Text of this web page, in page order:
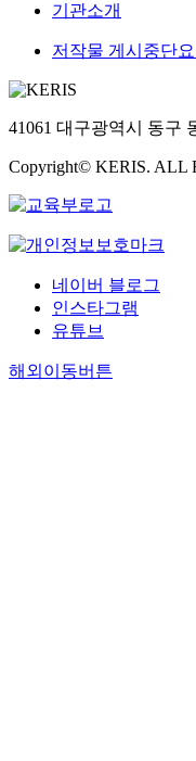
기관소개
저작물 게시중단
41061 대구광역시 동구
Copyright© KERIS. ALL
네이버 블로그
인스타그램
유튜브
해외이동버튼